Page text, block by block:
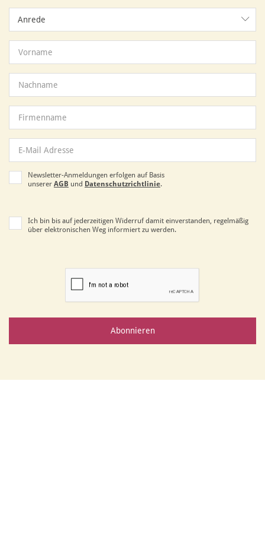
Anrede
Newsletter-Anmeldungen erfolgen auf Basis
unserer AGB und Datenschutzrichtlinie.
Ich bin bis auf jederzeitigen Widerruf damit einverstanden, regelmäßig
über elektronischen Weg informiert zu werden.
Abonnieren